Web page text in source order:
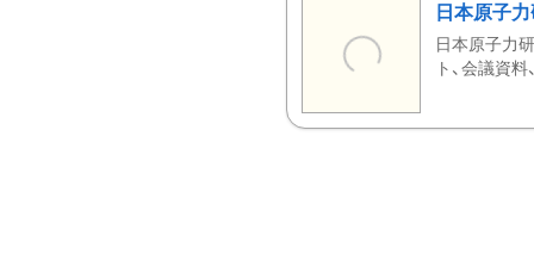
日本原子
日本原子力
ト、会議資